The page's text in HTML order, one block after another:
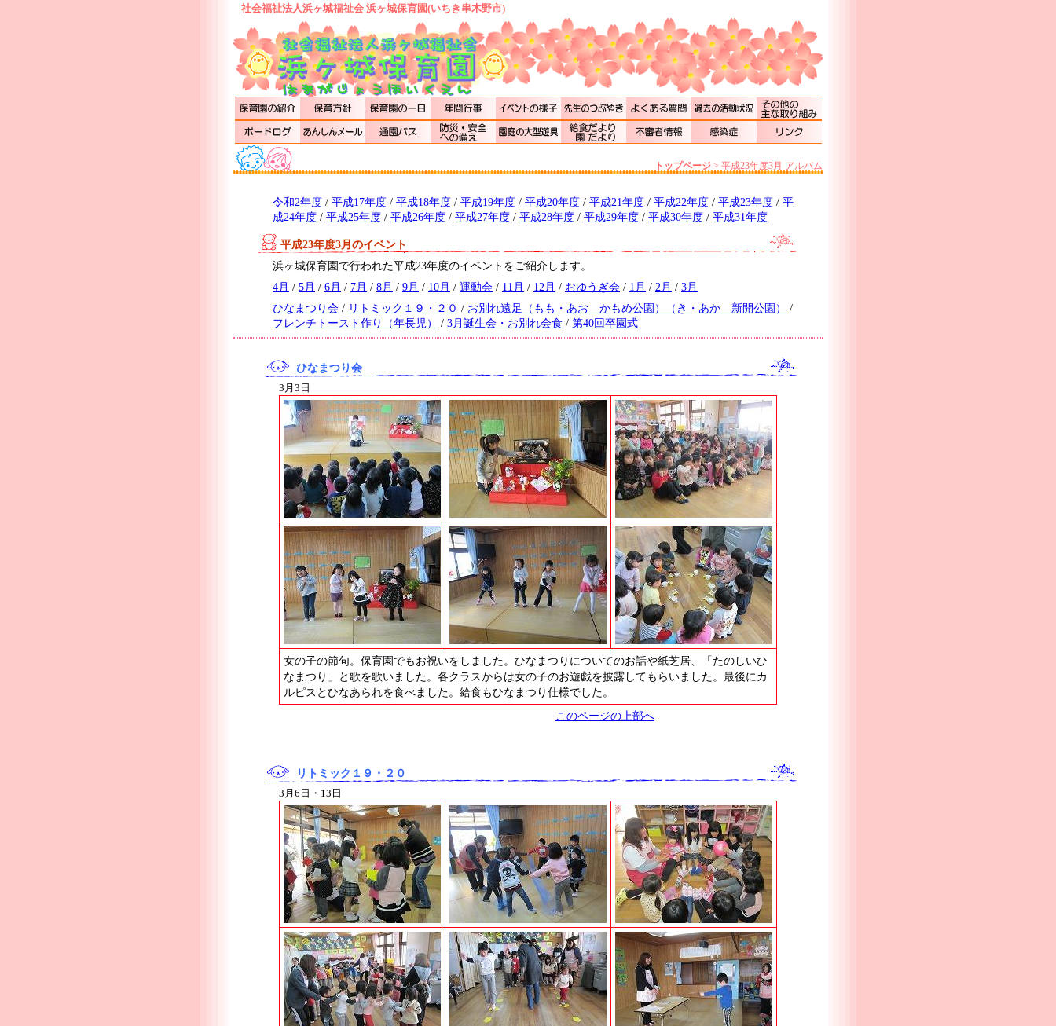
社会福祉法人浜ヶ城福祉会 浜ヶ城保育園(いちき串木野市)
トップページ > 平成23年度3月 アルバム
令和2年度 / 平成17年度 / 平成18年度 / 平成19年度 / 平成20年度 / 平成21年度 / 平成22年度 / 平成23年度 / 平
成24年度 / 平成25年度 / 平成26年度 / 平成27年度 / 平成28年度 / 平成29年度 / 平成30年度 / 平成31年度
平成23年度3月のイベント
浜ヶ城保育園で行われた平成23年度のイベントをご紹介します。
4月 / 5月 / 6月 / 7月 / 8月 / 9月 / 10月 / 運動会 / 11月 / 12月 / おゆうぎ会 / 1月 / 2月 / 3月
ひなまつり会 / リトミック１９・２０ / お別れ遠足（もも・あお かもめ公園）（き・あか 新開公園）
/
フレンチトースト作り（年長児）
/ 3月誕生会・お別れ会食 / 第40回卒園式
ひなまつり会
3月3日
女の子の節句。保育園でもお祝いをしました。ひなまつりについてのお話や紙芝居、「たのしいひ
なまつり」と歌を歌いました。各クラスからは女の子のお遊戯を披露してもらいました。最後にカ
ルピスとひなあられを食べました。給食もひなまつり仕様でした。
このページの上部へ
リトミック１９・２０
3月6日・13日